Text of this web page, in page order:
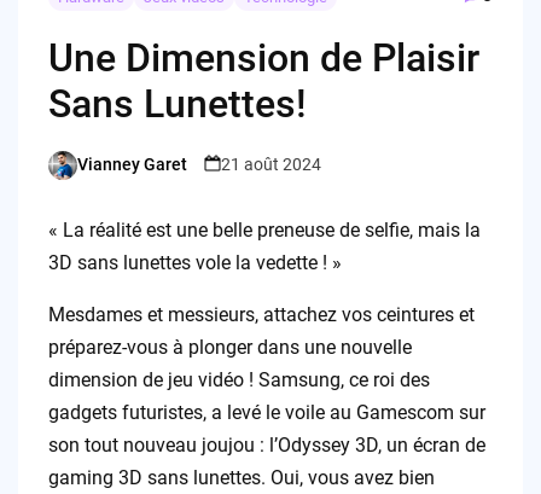
Une Dimension de Plaisir
Sans Lunettes!
Posted
Vianney Garet 21 août 2024
« La réalité est une belle preneuse de selfie, mais la
3D sans lunettes vole la vedette ! »
Mesdames et messieurs, attachez vos ceintures et
préparez-vous à plonger dans une nouvelle
dimension de jeu vidéo ! Samsung, ce roi des
gadgets futuristes, a levé le voile au Gamescom sur
son tout nouveau joujou : l’Odyssey 3D, un écran de
gaming 3D sans lunettes. Oui, vous avez bien